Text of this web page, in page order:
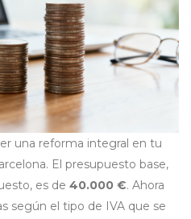
una reforma integral en tu
El presupuesto base,
es de 40.000 €. Ahora
según el tipo de IVA que se